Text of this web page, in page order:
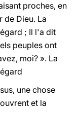
proches, en
de Dieu. La
; Il l'a dit
peuples ont
moi? ». La
une chose
et la